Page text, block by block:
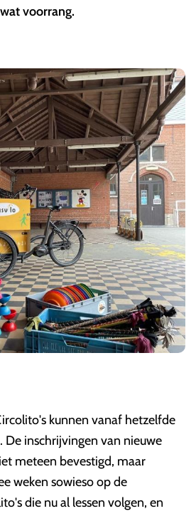
wat voorrang.
kunnen vanaf hetzelfde
inschrijvingen van nieuwe
meteen bevestigd, maar
weken sowieso op de
die nu al lessen volgen, en